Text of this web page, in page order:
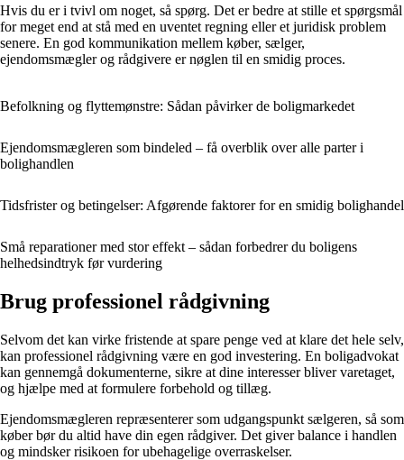
Hvis du er i tvivl om noget, så spørg. Det er bedre at stille et spørgsmål
for meget end at stå med en uventet regning eller et juridisk problem
senere. En god kommunikation mellem køber, sælger,
ejendomsmægler og rådgivere er nøglen til en smidig proces.
Befolkning og flyttemønstre: Sådan påvirker de boligmarkedet
Ejendomsmægleren som bindeled – få overblik over alle parter i
bolighandlen
Tidsfrister og betingelser: Afgørende faktorer for en smidig bolighandel
Små reparationer med stor effekt – sådan forbedrer du boligens
helhedsindtryk før vurdering
Brug professionel rådgivning
Selvom det kan virke fristende at spare penge ved at klare det hele selv,
kan professionel rådgivning være en god investering. En boligadvokat
kan gennemgå dokumenterne, sikre at dine interesser bliver varetaget,
og hjælpe med at formulere forbehold og tillæg.
Ejendomsmægleren repræsenterer som udgangspunkt sælgeren, så som
køber bør du altid have din egen rådgiver. Det giver balance i handlen
og mindsker risikoen for ubehagelige overraskelser.